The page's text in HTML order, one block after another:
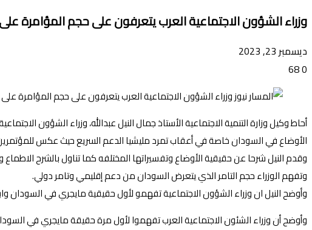
وزراء الشؤون الاجتماعية العرب يتعرفون على حجم المؤامرة
ديسمبر 23, 2023
0
الأوضاع في السودان خاصة في أعقاب تمرد مليشيا الدعم السريع حيث عكس
وقدم النيل شرحا عن حقيقية الأوضاع وتفسيراتها المختلفه كما تناول بالشرح
وتفهم الوزراء حجم التامر الذي يتعرض السودان من دعم إقليمي وتامر دولي.
وأوضح النيل ان وزراء الشؤون الاجتماعية تفهمو لأول حقيقية مايجري في السودان
وأوضح أن وزراء الشئون الاجتماعية العرب تفهموا لأول مرة حقيقة مايجري في